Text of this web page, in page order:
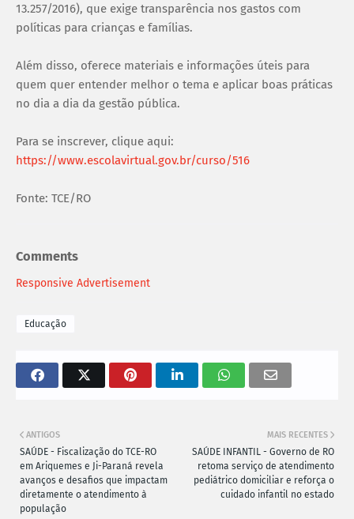
13.257/2016), que exige transparência nos gastos com
políticas para crianças e famílias.
Além disso, oferece materiais e informações úteis para
quem quer entender melhor o tema e aplicar boas práticas
no dia a dia da gestão pública.
Para se inscrever, clique aqui:
https://www.escolavirtual.gov.br/curso/516
Fonte: TCE/RO
Comments
Responsive Advertisement
Educação
MAIS RECENTES
SAÚDE INFANTIL - Governo de RO
retoma serviço de atendimento
pediátrico domiciliar e reforça o
cuidado infantil no estado
ANTIGOS
SAÚDE - Fiscalização do TCE-RO
em Ariquemes e Ji-Paraná revela
avanços e desafios que impactam
diretamente o atendimento à
população